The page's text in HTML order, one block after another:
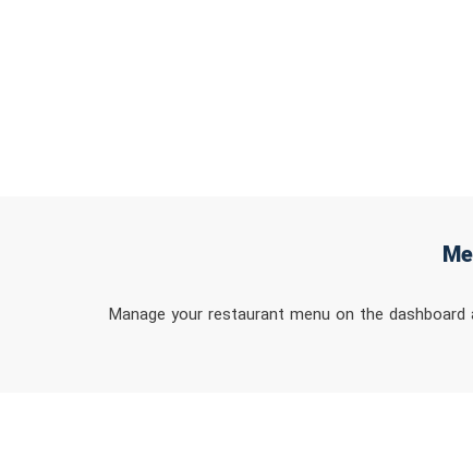
Manage your restaurant menu on the